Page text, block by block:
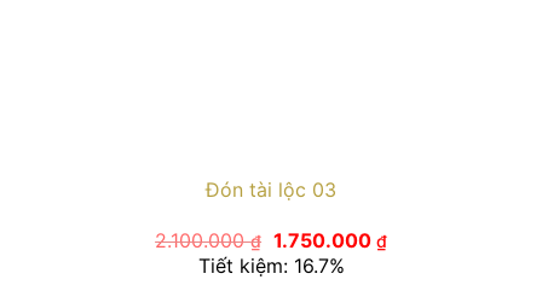
Đón tài lộc 03
2.100.000₫ Giá
gốc
là:
1.750.000 ₫Giá
hiện
Tiết kiệm: 16.7%